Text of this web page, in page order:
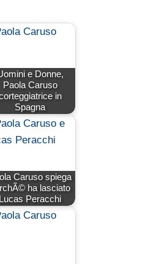
e Donne,
Paola Caruso
in
Spagna
Caruso spiega
ha lasciato
Lucas Peracchi